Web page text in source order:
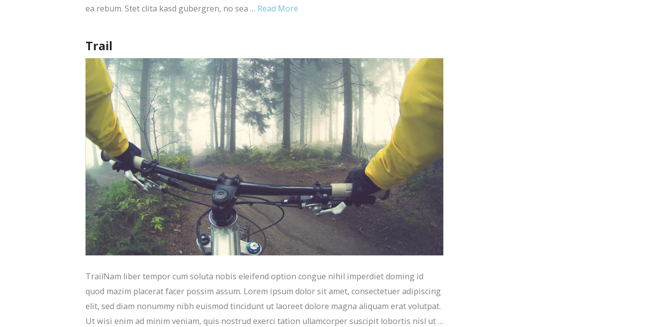
ea rebum. Stet clita kasd gubergren, no sea … Read More
Trail
TrailNam liber tempor cum soluta nobis eleifend option congue nihil imperdiet doming id
quod mazim placerat facer possim assum. Lorem ipsum dolor sit amet, consectetuer adipiscing
elit, sed diam nonummy nibh euismod tincidunt ut laoreet dolore magna aliquam erat volutpat.
Ut wisi enim ad minim veniam, quis nostrud exerci tation ullamcorper suscipit lobortis nisl ut …